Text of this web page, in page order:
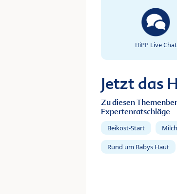
HiPP Live Chat
Jetzt das
Zu diesen
Expertenratschläge
Beikost-Start
Rund um Babys Haut